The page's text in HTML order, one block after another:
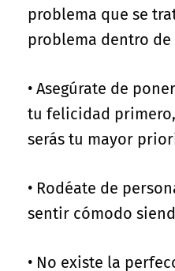
problema que se
problema dentro de
• Asegúrate de
tu felicidad primero,
serás tu mayor
• Rodéate de
sentir cómodo
• No existe la